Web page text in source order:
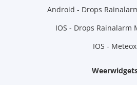
Android - Drops
IOS - Drops Rainalarm
IOS - Meteox